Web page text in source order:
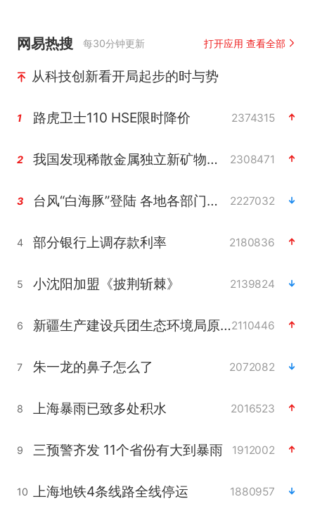
网易热搜 每30分钟更新 打开应用 查看全部
从科技创新看开局起步的时与势
1 路虎卫士110 HSE限时降价 2374315
2 我国发现稀散金属独立新矿物——乌斯河锗矿 2308471
3 台风“白海豚”登陆 各地各部门全力应对 2227032
4 部分银行上调存款利率 2180836
5 小沈阳加盟《披荆斩棘》 2139824
6 新疆生产建设兵团生态环境局原局长被查2110446
7 朱一龙的鼻子怎么了 2072082
8 上海暴雨已致多处积水 2016523
9 三预警齐发 11个省份有大到暴雨 1912002
10 上海地铁4条线路全线停运 1880957